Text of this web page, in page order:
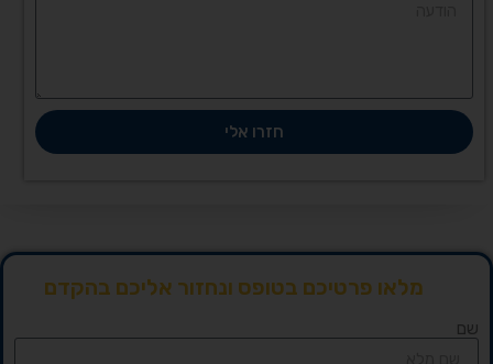
חזרו אלי
מלאו פרטיכם בטופס ונחזור אליכם בהקדם
שם